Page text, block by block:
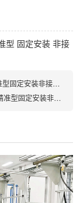
型 固定安装 非接
上一篇：广州华洪IS-600V（0~600℃）电压输出精准型固定安装非接触式在线式工业红外测温仪
下一篇：广州华洪IS-1000V（0~1000℃）电压输出精准型固定安装非接触式在线式工业红外测温仪